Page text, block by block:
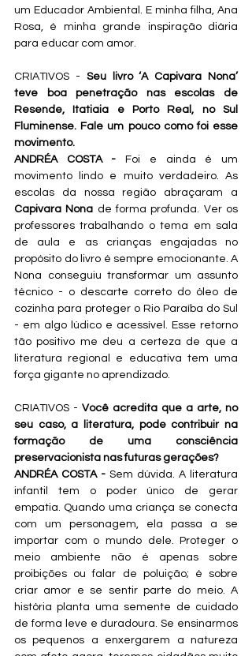
um Educador Ambiental. E minha filha, Ana
Rosa, é minha grande inspiração diária
para educar com amor.
CRIATIVOS - Seu livro ‘A Capivara Nona’
teve boa penetração nas escolas de
Resende, Itatiaia e Porto Real, no Sul
Fluminense. Fale um pouco como foi esse
movimento.
ANDRÉA COSTA -
Foi e ainda é um
movimento lindo e muito verdadeiro. As
Capivara Nona de forma profunda. Ver os
professores trabalhando o tema em sala
de aula e as crianças engajadas no
propósito do livro é sempre emocionante. A
Nona conseguiu transformar um assunto
técnico - o descarte correto do óleo de
cozinha para proteger o Rio Paraíba do Sul
- em algo lúdico e acessível. Esse retorno
tão positivo me deu a certeza de que a
literatura regional e educativa tem uma
força gigante no aprendizado.
CRIATIVOS - Você acredita que a arte, no
seu caso, a literatura, pode contribuir na
formação de uma consciência
preservacionista nas futuras gerações?
ANDRÉA COSTA - Sem dúvida. A literatura
infantil tem o poder único de gerar
empatia. Quando uma criança se conecta
com um personagem, ela passa a se
importar com o mundo dele. Proteger o
meio ambiente não é apenas sobre
proibições ou falar de poluição; é sobre
criar amor e se sentir parte do meio. A
história planta uma semente de cuidado
de forma leve e duradoura. Se ensinarmos
os pequenos a enxergarem a natureza